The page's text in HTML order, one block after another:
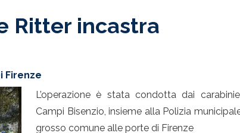
Ritter incastra
Firenze
L’operazione è stata condotta dai
Campi Bisenzio, insieme alla Polizia
grosso comune alle porte di Firenze